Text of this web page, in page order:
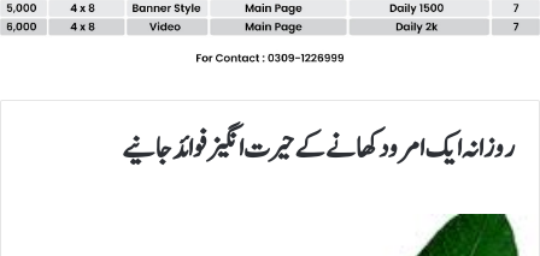
روزانہ ایک امرود کھانے کے حیرت انگیز فوائدجانیے